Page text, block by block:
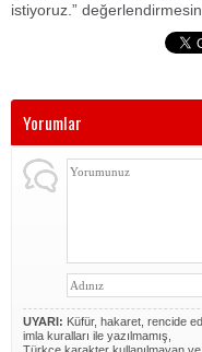
istiyoruz.”
Yorumlar
UYARI: Küfür, hakaret, rencide
imla kuralları ile yazılmamış,